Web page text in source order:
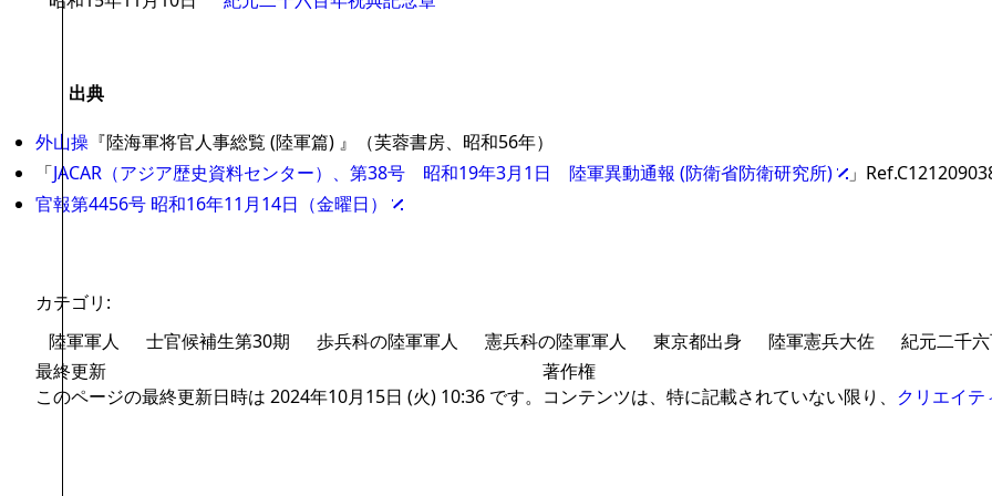
出典
外山操 『陸海軍将官人事総覧 (陸軍篇) 』（芙蓉書房、昭和56年）
「JACAR（アジア歴史資料センター）、第38号 昭和19年3月1日 陸軍異動通報 (防衛省防衛研究所)
」
官報第4456号 昭和16年11月14日（金曜日）
カテゴリ :
陸軍軍人
士官候補生第30期 歩兵科の陸軍軍人 憲兵科の陸軍軍人 東京都出身 陸軍憲兵大佐
紀元二千
最終更新
このページの最終更新日時は 2024年10月15日 (火) 10:36 です。
著作権
コンテンツは、特に記載されていない限り、 クリエイ